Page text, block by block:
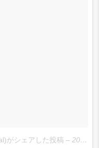
がシェアした投稿 – 2016 9月 20 9:55午前 PDT